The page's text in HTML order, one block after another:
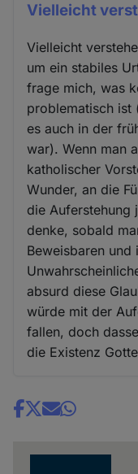
Vielleicht
Vielleicht
um ein stabiles
frage mich, was
problematisch ist
es auch in der
war). Wenn man
katholischer
Wunder, an die
die Auferstehung
denke, sobald
Beweisbaren
absurd diese
würde mit der
fallen, doch
die Existenz
Share